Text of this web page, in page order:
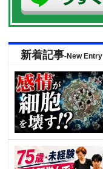
新着記事-New Entry